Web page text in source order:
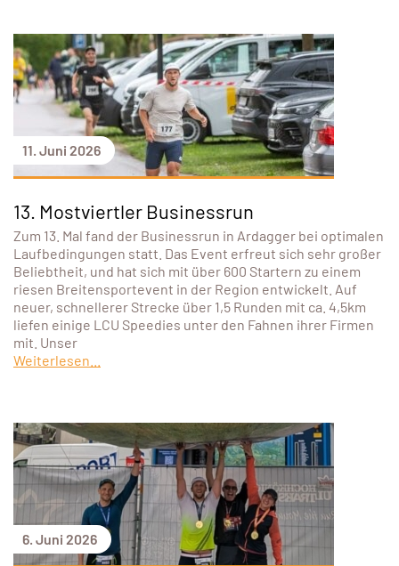
11. Juni 2026
13. Mostviertler Businessrun
Zum 13. Mal fand der Businessrun in Ardagger bei optimalen
Laufbedingungen statt. Das Event erfreut sich sehr großer
Beliebtheit, und hat sich mit über 600 Startern zu einem
riesen Breitensportevent in der Region entwickelt. Auf
neuer, schnellerer Strecke über 1,5 Runden mit ca. 4,5km
liefen einige LCU Speedies unter den Fahnen ihrer Firmen
mit. Unser
Weiterlesen...
6. Juni 2026